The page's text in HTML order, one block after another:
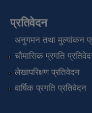
प्रतिवेदन
अनुगमन तथा मुल्यांकन
चौमासिक प्रगति
लेखापरिक्षण प्रतिवेदन
वार्षिक प्रगति प्रतिवेदन